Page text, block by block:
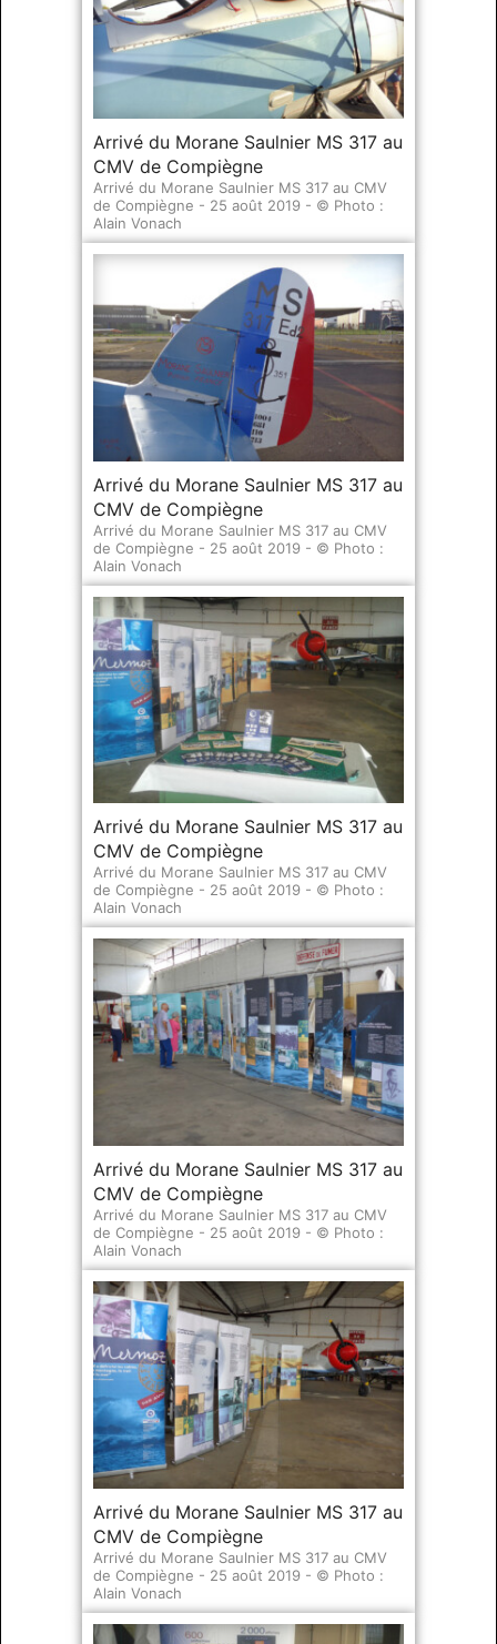
Arrivé du Morane Saulnier MS 317 au
CMV de Compiègne
Arrivé du Morane Saulnier MS 317 au CMV
de Compiègne - 25 août 2019 - © Photo :
Alain Vonach
Arrivé du Morane Saulnier MS 317 au
CMV de Compiègne
Arrivé du Morane Saulnier MS 317 au CMV
de Compiègne - 25 août 2019 - © Photo :
Alain Vonach
Arrivé du Morane Saulnier MS 317 au
CMV de Compiègne
Arrivé du Morane Saulnier MS 317 au CMV
de Compiègne - 25 août 2019 - © Photo :
Alain Vonach
Arrivé du Morane Saulnier MS 317 au
CMV de Compiègne
Arrivé du Morane Saulnier MS 317 au CMV
de Compiègne - 25 août 2019 - © Photo :
Alain Vonach
Arrivé du Morane Saulnier MS 317 au
CMV de Compiègne
Arrivé du Morane Saulnier MS 317 au CMV
de Compiègne - 25 août 2019 - © Photo :
Alain Vonach